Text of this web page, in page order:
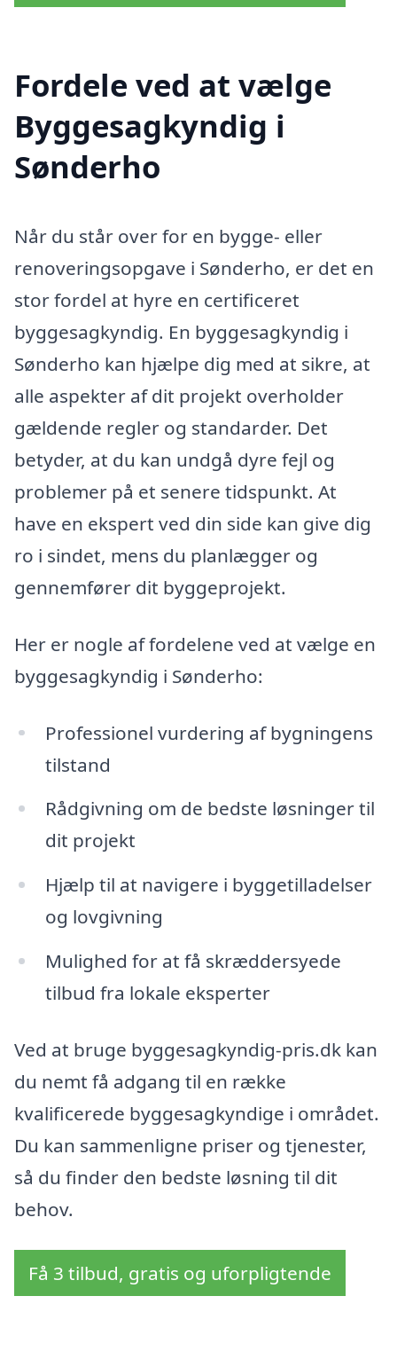
Fordele ved at vælge
Byggesagkyndig i
Sønderho
Når du står over for en bygge- eller
renoveringsopgave i Sønderho, er det en
stor fordel at hyre en certificeret
byggesagkyndig. En byggesagkyndig i
Sønderho kan hjælpe dig med at sikre, at
alle aspekter af dit projekt overholder
gældende regler og standarder. Det
betyder, at du kan undgå dyre fejl og
problemer på et senere tidspunkt. At
have en ekspert ved din side kan give dig
ro i sindet, mens du planlægger og
gennemfører dit byggeprojekt.
Her er nogle af fordelene ved at vælge en
byggesagkyndig i Sønderho:
Professionel vurdering af bygningens
tilstand
Rådgivning om de bedste løsninger til
dit projekt
Hjælp til at navigere i byggetilladelser
og lovgivning
Mulighed for at få skræddersyede
tilbud fra lokale eksperter
Ved at bruge byggesagkyndig-pris.dk kan
du nemt få adgang til en række
kvalificerede byggesagkyndige i området.
Du kan sammenligne priser og tjenester,
så du finder den bedste løsning til dit
behov.
Få 3 tilbud, gratis og uforpligtende